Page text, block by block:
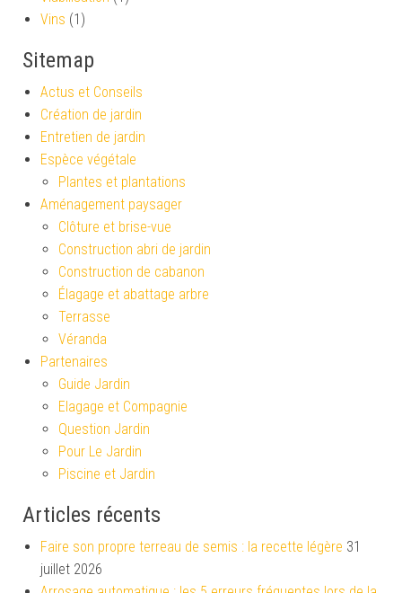
Vins (1)
Sitemap
Actus et Conseils
Création de jardin
Entretien de jardin
Espèce végétale
Plantes et plantations
Aménagement paysager
Clôture et brise-vue
Construction abri de jardin
Construction de cabanon
Élagage et abattage arbre
Terrasse
Véranda
Partenaires
Guide Jardin
Elagage et Compagnie
Question Jardin
Pour Le Jardin
Piscine et Jardin
Articles récents
Faire son propre terreau de semis : la recette légère 31
juillet 2026